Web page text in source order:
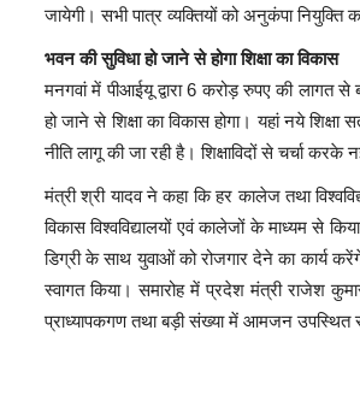
जायेगी। सभी पात्र व्यक्तियों को अनुकंपा
भवन की सुविधा हो जाने से होगा शिक्षा का विकास
मनगवां में पीआईयू द्वारा 6 करोड़ रुपए की लागत
हो जाने से शिक्षा का विकास होगा। यहां नये
नीति लागू की जा रही है। शिक्षाविदों से चर्चा
मंत्री श्री यादव ने कहा कि हर कालेज तथा
विकास विश्वविद्यालयों एवं कालेजों के माध्यम से
डिग्री के साथ युवाओं को रोजगार देने का कार्य
स्वागत किया। समारोह में प्रदेश मंत्री राजेश
प्राध्यापकगण तथा बड़ी संख्या में आमजन उपस्थित